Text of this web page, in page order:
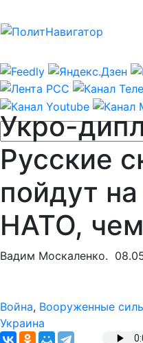
Укро-
Русские
пойдут
НАТО,
Вадим Москаленко.
Война, Вооруженные
Украина